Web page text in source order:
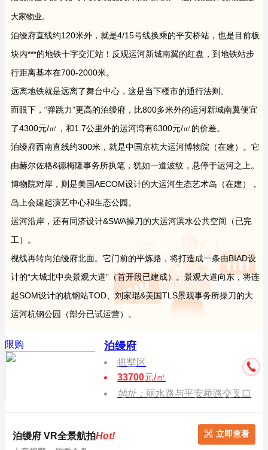
大家物业。
泊缦府直线约120米外，就是4/15号线换乘的平安桥站，也是目前板
块内***的地铁十字交汇站！反观运河新城南翼的红盘，到地铁站步
行距离基本在700-2000米。
远离地铁就是远离了舞台中心，这是当下楼市的通行法则。
而眼下，“弹跳力”更高的泊缦府，比800多米外的运河新城南翼便宜
了4300元/㎡，和1.7公里外的运河湾有6300元/㎡的价差。
泊缦府西南直线约300米，就是中国京杭大运河博物院（在建）。它
由赫尔佐格&德梅隆事务所执笔，犹如一道波纹，悬停于运河之上。
博物院对岸，则是美国AECOM设计的大运河生态艺术岛（在建），
岛上会建起演艺中心和生态公园。
运河沿岸，还有同济设计&SWA操刀的大运河滨水公共空间（已完
工）。
视线再转向泊缦府北面。它门前的平炼路，将打造成一条由BIAD设
计的“大城北中央景观大道”（首开段已建成）。景观大道向东，将连
起SOM设计的杭钢站TOD、刘家琨&美国TLS景观事务所操刀的大
运河杭钢公园（部分已试运营）。
限购 泊缦府
拱墅区
33700元/㎡
地址：丽水路与平安桥路交叉口
泊缦府 VR全景航拍Hot! 立即查看